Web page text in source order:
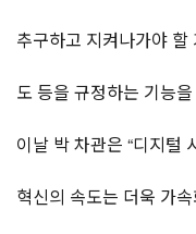
추구하고 지켜나가야 할
도 등을 규정하는 기능
이날 박 차관은 “디지털
혁신의 속도는 더욱 가